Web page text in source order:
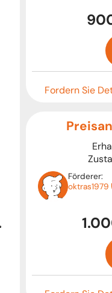
Fordern Sie
Förderer:
oktras1979